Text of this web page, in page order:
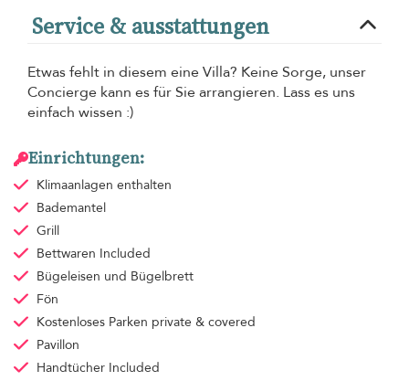
Service & ausstattungen
Etwas fehlt in diesem eine Villa? Keine Sorge, unser
Concierge kann es für Sie arrangieren. Lass es uns
einfach wissen :)
Einrichtungen:
Klimaanlagen enthalten
Bademantel
Grill
Bettwaren Included
Bügeleisen und Bügelbrett
Fön
Kostenloses Parken private & covered
Pavillon
Handtücher Included